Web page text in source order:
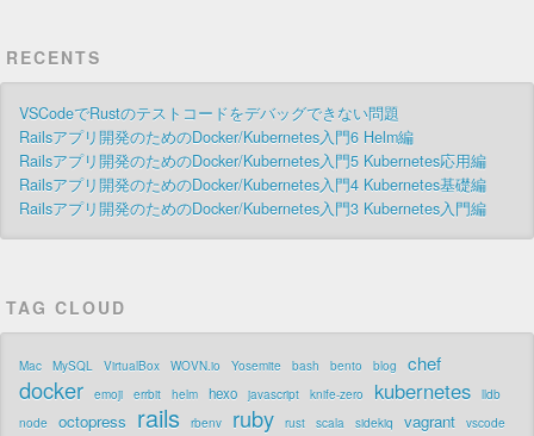
RECENTS
VSCodeでRustのテストコードをデバッグできない問題
Railsアプリ開発のためのDocker/Kubernetes入門6 Helm編
Railsアプリ開発のためのDocker/Kubernetes入門5 Kubernetes応用編
Railsアプリ開発のためのDocker/Kubernetes入門4 Kubernetes基礎編
Railsアプリ開発のためのDocker/Kubernetes入門3 Kubernetes入門編
TAG CLOUD
Mac MySQL VirtualBox WOVN.io Yosemite bash bento blog chef
docker emoji errbit helm hexo javascript knife-zero kubernetes
lldb
node
octopress rails rbenv ruby rust scala sidekiq vagrant
vscode